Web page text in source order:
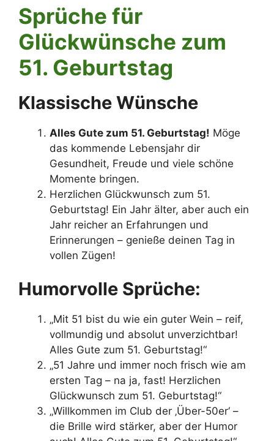
Sprüche für
Glückwünsche zum
51. Geburtstag
Klassische Wünsche
Alles Gute zum 51. Geburtstag! Möge
das kommende Lebensjahr dir
Gesundheit, Freude und viele schöne
Momente bringen.
Herzlichen Glückwunsch zum 51.
Geburtstag! Ein Jahr älter, aber auch ein
Jahr reicher an Erfahrungen und
Erinnerungen – genieße deinen Tag in
vollen Zügen!
Humorvolle Sprüche:
„Mit 51 bist du wie ein guter Wein – reif,
vollmundig und absolut unverzichtbar!
Alles Gute zum 51. Geburtstag!“
„51 Jahre und immer noch frisch wie am
ersten Tag – na ja, fast! Herzlichen
Glückwunsch zum 51. Geburtstag!“
„Willkommen im Club der ‚Über-50er‘ –
die Brille wird stärker, aber der Humor